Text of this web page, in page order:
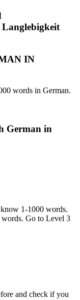
Langlebigkeit
IN
words in German.
German in
1-1000 words.
Go to Level 3
and check if you